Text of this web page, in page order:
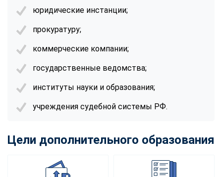
юридические инстанции;
прокуратуру;
коммерческие компании;
государственные ведомства;
институты науки и образования;
учреждения судебной системы РФ.
Цели дополнительного образования